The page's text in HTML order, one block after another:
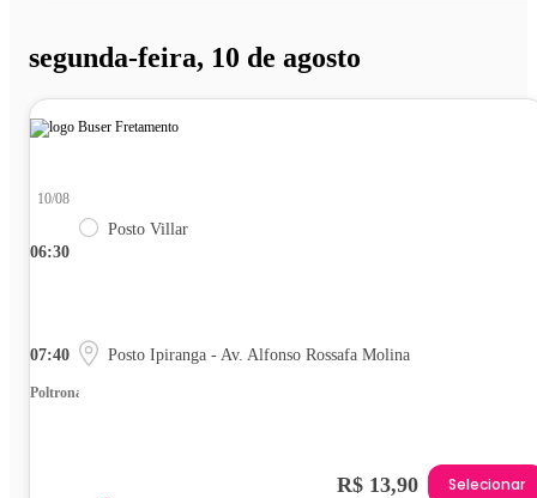
segunda-feira, 10 de agosto
06:30
10/08
Posto Villar
07:40 Posto Ipiranga - Av. Alfonso Rossafa Molina
Poltrona
R$ 13,90 Selecionar